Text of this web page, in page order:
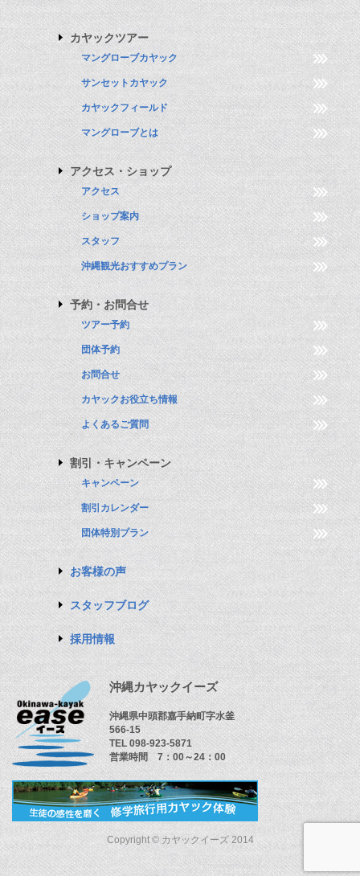
カヤックツアー
マングローブカヤック
サンセットカヤック
カヤックフィールド
マングローブとは
アクセス・ショップ
アクセス
ショップ案内
スタッフ
沖縄観光おすすめプラン
予約・お問合せ
ツアー予約
団体予約
お問合せ
カヤックお役立ち情報
よくあるご質問
割引・キャンペーン
キャンペーン
割引カレンダー
団体特別プラン
お客様の声
スタッフブログ
採用情報
沖縄カヤックイーズ
沖縄県中頭郡嘉手納町字水釜
566-15
TEL 098-923-5871
営業時間 7：00～24：00
Copyright © カヤックイーズ 2014